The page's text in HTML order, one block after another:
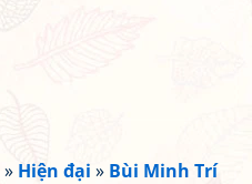
» Hiện đại » Bùi Minh Trí